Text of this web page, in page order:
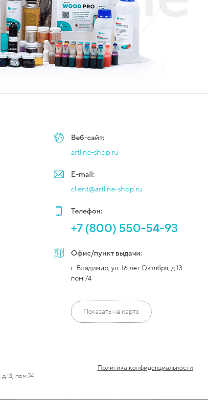
Веб-сайт:
artline-shop.ru
E-mail:
client@artline-shop.ru
Телефон:
+7 (800) 550-54-93
Офис/пункт выдачи:
г. Владимир, ул. 16 лет Октября, д.13
пом.74
Показать на карте
пом.74
Политика конфиденциальности